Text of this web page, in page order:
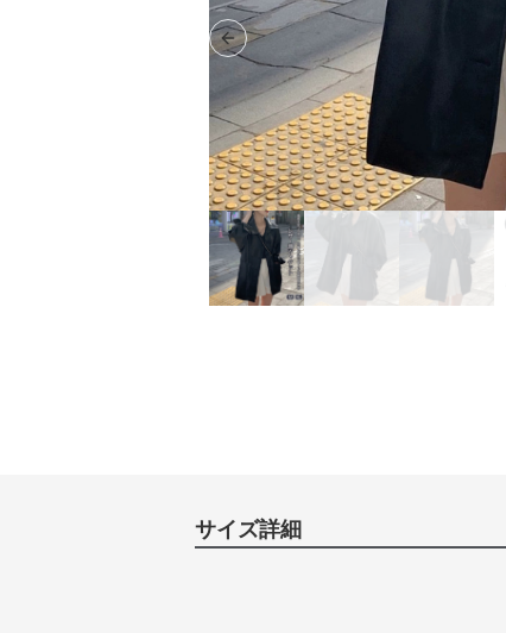
Previous slide
サイズ詳細